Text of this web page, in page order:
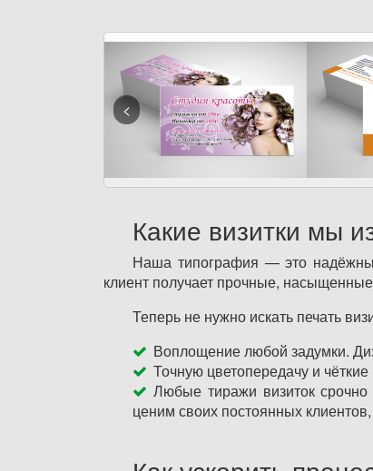
Какие визитки мы
Наша типография — это
клиент получает прочные,
Теперь не нужно искать печать
Воплощение любой задумки.
Точную цветопередачу и
Любые тиражи визиток
ценим своих постоянных